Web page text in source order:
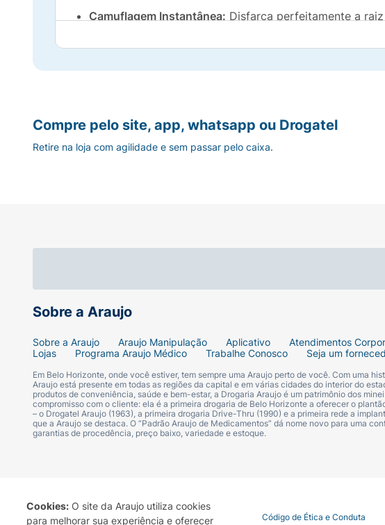
Cookies: O site da Araujo utiliza cookies
para melhorar sua experiência e oferecer
Camuflagem Instantânea: Disfarça perfeitamente a
Secagem Ultra Rápida:Fórmula inteligente de rápida
Remoção Descomplicada: Totalmente seguro para a
Alto Rendimento:Embalagem compacta de 75ml
distância de aproximadamente 15 centímetros da raiz.
Marca:Karina.
Produto:Spray Capilar Temporário Maquiagem para
Indicação:Retoque instantâneo de raiz e fios brancos.
Variante/Cor:Preto.
Volume Líquido:75 ml.
Rendimento:Até 25 aplicações.
Sobre a Araujo
Sobre a Araujo Araujo Manipulação Aplicativo Atendimentos
Lojas
Programa Araujo Médico Trabalhe Conosco Seja um
Em Belo Horizonte, onde você estiver, tem sempre uma Araujo perto de você. Com uma
Araujo está presente em todas as regiões da capital e em várias cidades do interior do
produtos de conveniência, saúde e bem-estar, a Drogaria Araujo é um patrimônio dos
compromisso com o cliente: ela é a primeira drogaria de Belo Horizonte a oferecer o
– o Drogatel Araujo (1963), a primeira drogaria Drive-Thru (1990) e a primeira rede a
que a Araujo se destaca. O “Padrão Araujo de Medicamentos” dá nome novo para uma
garantias de procedência, preço baixo, variedade e estoque.
Compre pelo site, app, whatsapp ou Drogatel
Retire na loja com agilidade e sem passar pelo caixa.
Termo de Uso Portal da Privacidade Covid-19 Código de Ética e Conduta